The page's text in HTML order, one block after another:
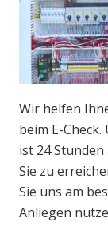
Wir helfen
beim E-
ist 24 Stunden am Tag an 365 Tagen im
Sie zu erreichen. In
Sie uns am
Anliegen